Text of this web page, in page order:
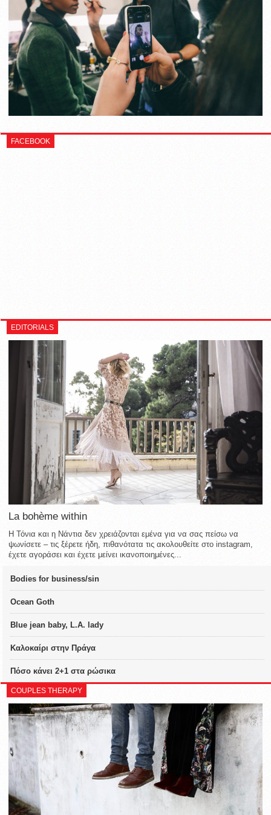
FACEBOOK
EDITORIALS
La bohème within
Η Τόνια και η Νάντια δεν χρειάζονται εμένα για να σας πείσω να
ψωνίσετε – τις ξέρετε ήδη, πιθανότατα τις ακολουθείτε στο instagram,
έχετε αγοράσει και έχετε μείνει ικανοποιημένες...
Bodies for business/sin
Ocean Goth
Blue jean baby, L.A. lady
Καλοκαίρι στην Πράγα
Πόσο κάνει 2+1 στα ρώσικα
COUPLES THERAPY